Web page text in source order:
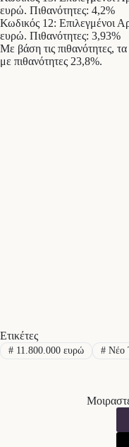
ευρώ. Πιθανότητες: 4,2%
Κωδικός 12: Επιλεγμένοι
ευρώ. Πιθανότητες: 3,93%
Mε βάση τις πιθανότητες,
με πιθανότητες 23,8%.
Ετικέτες
#11.800.000 ευρώ #Νέο